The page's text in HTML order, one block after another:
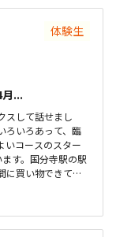
体験生
...
スして話せまし
ろいろあって、臨
いコースのスター
す。国分寺駅の駅
に買い物できて良
教室でした。み
グラミング教室
いやすそうです。
した。少人数なの